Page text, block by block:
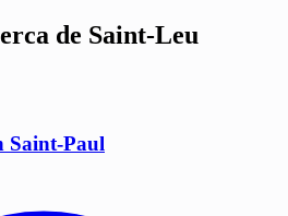
de Saint-Leu
Saint-Paul